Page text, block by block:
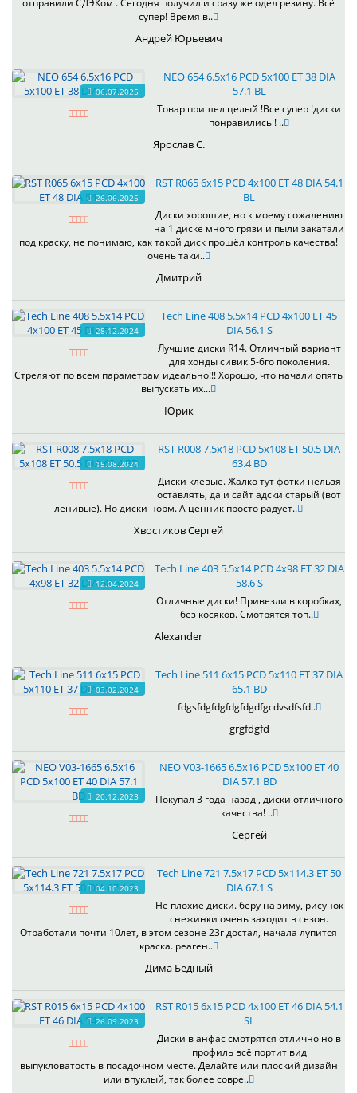
отправили СДЭКом . Сегодня получил и сразу же одел резину. Всё
супер! Время в..
Андрей Юрьевич
06.07.2025
NEO 654 6.5x16 PCD 5x100 ET 38 DIA
57.1 BL
Товар пришел целый !Все супер !диски
понравились ! ..
Ярослав С.
26.06.2025
RST R065 6x15 PCD 4x100 ET 48 DIA 54.1
BL
Диски хорошие, но к моему сожалению
на 1 диске много грязи и пыли закатали
под краску, не понимаю, как такой диск прошёл контроль качества!
очень таки..
Дмитрий
28.12.2024
Tech Line 408 5.5x14 PCD 4x100 ET 45
DIA 56.1 S
Лучшие диски R14. Отличный вариант
для хонды сивик 5-6го поколения.
Стреляют по всем параметрам идеально!!! Хорошо, что начали опять
выпускать их...
Юрик
15.08.2024
RST R008 7.5x18 PCD 5x108 ET 50.5 DIA
63.4 BD
Диски клевые. Жалко тут фотки нельзя
оставлять, да и сайт адски старый (вот
ленивые). Но диски норм. А ценник просто радует..
Хвостиков Сергей
12.04.2024
Tech Line 403 5.5x14 PCD 4x98 ET 32 DIA
58.6 S
Отличные диски! Привезли в коробках,
без косяков. Смотрятся топ..
Alexander
03.02.2024
Tech Line 511 6x15 PCD 5x110 ET 37 DIA
65.1 BD
fdgsfdgfdgfdgfdgdfgcdvsdfsfd..
grgfdgfd
20.12.2023
NEO V03-1665 6.5x16 PCD 5x100 ET 40
DIA 57.1 BD
Покупал 3 года назад , диски отличного
качества! ..
Сергей
04.10.2023
Tech Line 721 7.5x17 PCD 5x114.3 ET 50
DIA 67.1 S
Не плохие диски. беру на зиму, рисунок
снежинки очень заходит в сезон.
Отработали почти 10лет, в этом сезоне 23г достал, начала лупится
краска. реаген..
Дима Бедный
26.09.2023
RST R015 6x15 PCD 4x100 ET 46 DIA 54.1
SL
Диски в анфас смотрятся отлично но в
профиль всё портит вид
выпукловатость в посадочном месте. Делайте или плоский дизайн
или впуклый, так более совре..